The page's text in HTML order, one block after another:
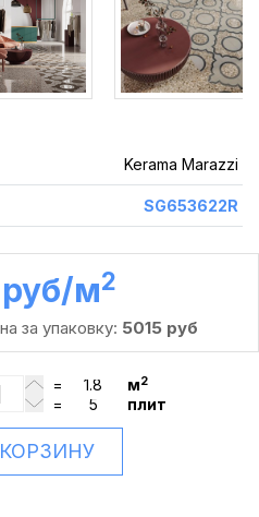
Kerama Marazzi
SG653622R
/м2
за упаковку: 5015 руб
= м2
= плит